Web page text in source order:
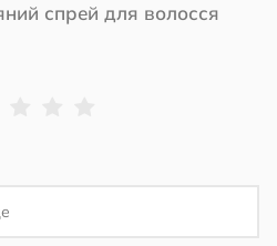
спрей для волосся